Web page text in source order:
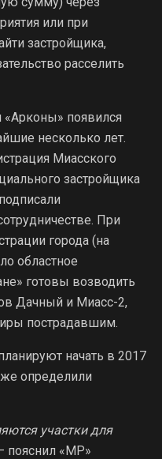
или при
застройщика,
расселить
появился
несколько лет.
Миасского
застройщика
При
города (на
областное
готовы возводить
Дачный и Миасс-2,
пострадавшим.
начать в 2017
определили
участки для
пояснил «МР»